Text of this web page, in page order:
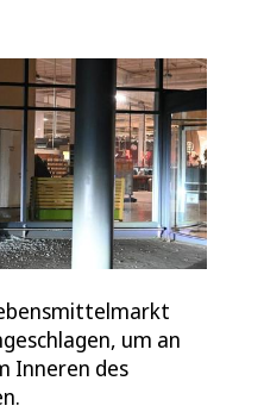
um an
Inneren des